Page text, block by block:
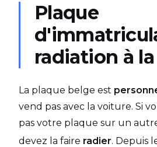
Plaque
radiation à
La plaque belge est
vend pas avec la voiture. Si
pas votre plaque sur un
devez la faire radier. Depuis